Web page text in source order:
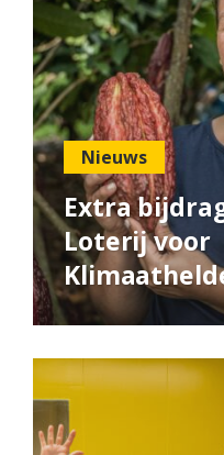
Nieuws
Extra
Loterij voor